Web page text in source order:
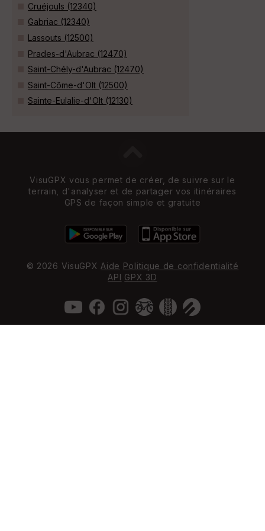
Cruéjouls (12340)
Gabriac (12340)
Lassouts (12500)
Prades-d'Aubrac (12470)
Saint-Chély-d'Aubrac (12470)
Saint-Côme-d'Olt (12500)
Sainte-Eulalie-d'Olt (12130)
VisuGPX vous permet de créer, de suivre sur le
terrain, d'analyser et de partager vos itinéraires
GPS de façon simple et gratuite
© 2026 VisuGPX Aide Politique de confidentialité
API GPX 3D